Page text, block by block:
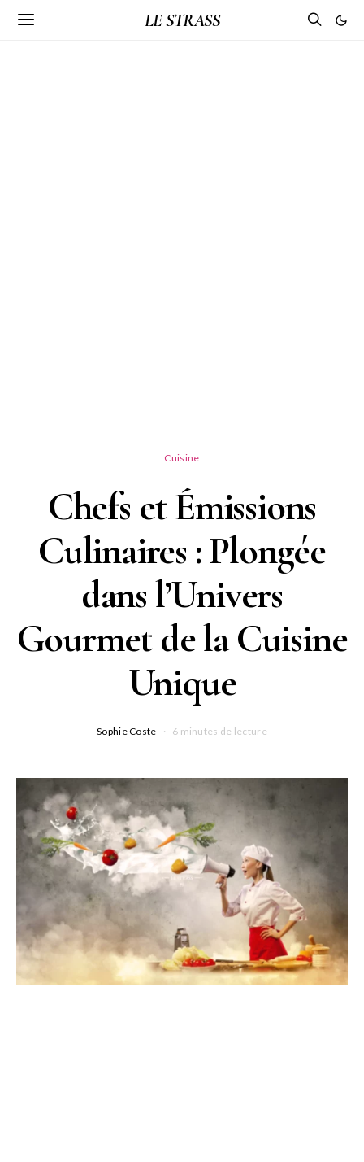
LE STRASS
Cuisine
Chefs et Émissions
Culinaires : Plongée
dans l’Univers
Gourmet de la Cuisine
Unique
Sophie Coste 6 minutes de lecture